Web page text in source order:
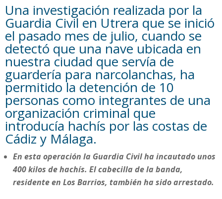
Una investigación realizada por la
Guardia Civil en Utrera que se inició
el pasado mes de julio, cuando se
detectó que una nave ubicada en
nuestra ciudad que servía de
guardería para narcolanchas, ha
permitido la detención de 10
personas como integrantes de una
organización criminal que
introducía hachís por las costas de
Cádiz y Málaga.
En esta operación la Guardia Civil ha incautado unos
400 kilos de hachís. El cabecilla de la banda,
residente en Los Barrios, también ha sido arrestado.